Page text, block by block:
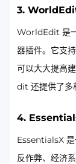
3.
WorldEdit 是
器插件。它支
可以大大提高
dit 还提供了多
4.
EssentialsX 是
反作弊、经济